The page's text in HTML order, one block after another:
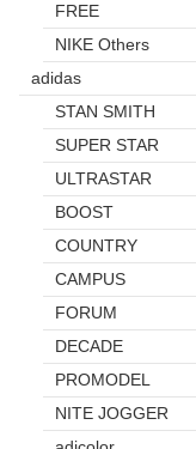
FREE
NIKE Others
adidas
STAN SMITH
SUPER STAR
ULTRASTAR
BOOST
COUNTRY
CAMPUS
FORUM
DECADE
PROMODEL
NITE JOGGER